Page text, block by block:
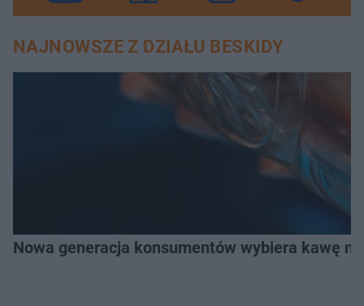
NAJNOWSZE Z DZIAŁU BESKIDY
Nowa generacja konsumentów wybiera kawę